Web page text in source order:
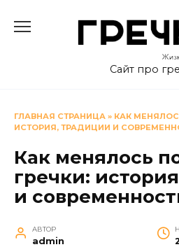
Сайт про
ГЛАВНАЯ СТРАНИЦА » КАК
ИСТОРИЯ, ТРАДИЦИИ И
Как менялось
гречки:
и
АВТОР
admin